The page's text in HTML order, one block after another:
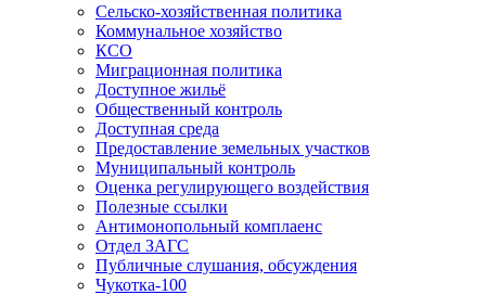
Сельско-хозяйственная политика
Коммунальное хозяйство
КСО
Миграционная политика
Доступное жильё
Общественный контроль
Доступная среда
Предоставление земельных участков
Муниципальный контроль
Оценка регулирующего воздействия
Полезные ссылки
Антимонопольный комплаенс
Отдел ЗАГС
Публичные слушания, обсуждения
Чукотка-100